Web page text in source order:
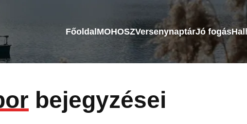
FőoldalMOHOSZVersenynaptárJó fogás
bejegyzései